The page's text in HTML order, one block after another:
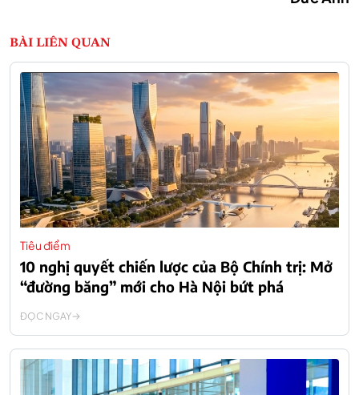
BÀI LIÊN QUAN
Tiêu điểm
10 nghị quyết chiến lược của Bộ Chính trị: Mở
“đường băng” mới cho Hà Nội bứt phá
ĐỌC NGAY